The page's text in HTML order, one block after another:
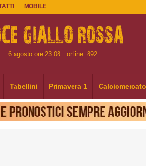
MOBILE
6 agosto ore 23:08 online: 892
Tabellini Primavera 1 Calciomercato